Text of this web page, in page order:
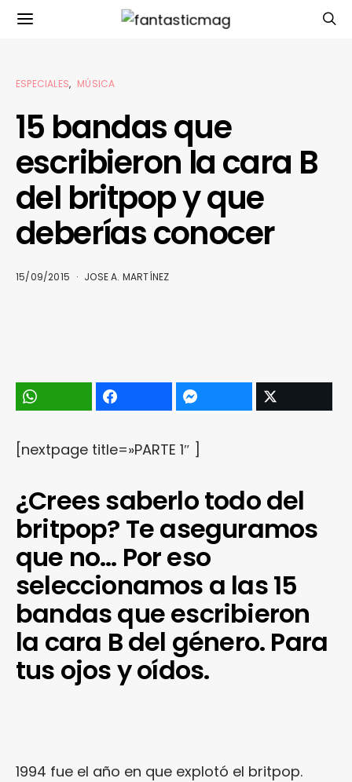
ESPECIALES MÚSICA
15 bandas que
escribieron la cara B
del britpop y que
deberías conocer
15/09/2015 JOSE A. MARTÍNEZ
[nextpage title=»PARTE 1″ ]
¿Crees saberlo todo del
britpop? Te aseguramos
que no… Por eso
seleccionamos a las 15
bandas que escribieron
la cara B del género. Para
tus ojos y oídos.
1994 fue el año en que explotó el britpop.